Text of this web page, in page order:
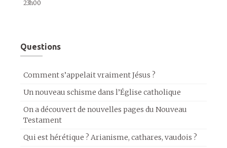
23h00
Questions
Comment s’appelait vraiment Jésus ?
Un nouveau schisme dans l’Église catholique
On a découvert de nouvelles pages du Nouveau
Testament
Qui est hérétique ? Arianisme, cathares, vaudois ?